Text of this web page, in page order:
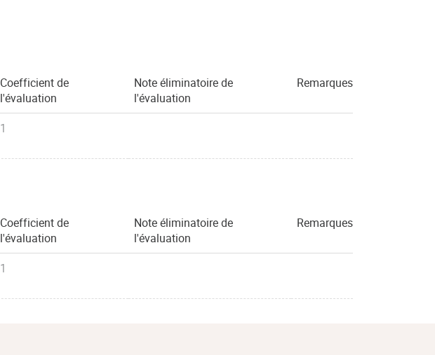
Coefficient de
l'évaluation
Note éliminatoire de
l'évaluation
Remarques
1
Coefficient de
l'évaluation
Note éliminatoire de
l'évaluation
Remarques
1